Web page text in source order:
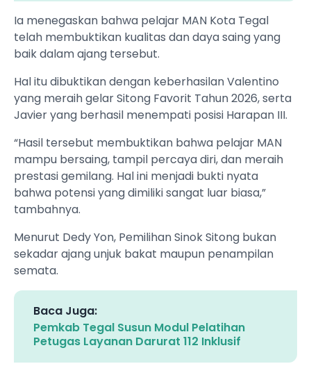
Ia menegaskan bahwa pelajar MAN Kota Tegal
telah membuktikan kualitas dan daya saing yang
baik dalam ajang tersebut.
Hal itu dibuktikan dengan keberhasilan Valentino
yang meraih gelar Sitong Favorit Tahun 2026, serta
Javier yang berhasil menempati posisi Harapan III.
“Hasil tersebut membuktikan bahwa pelajar MAN
mampu bersaing, tampil percaya diri, dan meraih
prestasi gemilang. Hal ini menjadi bukti nyata
bahwa potensi yang dimiliki sangat luar biasa,”
tambahnya.
Menurut Dedy Yon, Pemilihan Sinok Sitong bukan
sekadar ajang unjuk bakat maupun penampilan
semata.
Baca Juga:
Pemkab Tegal Susun Modul Pelatihan
Petugas Layanan Darurat 112 Inklusif